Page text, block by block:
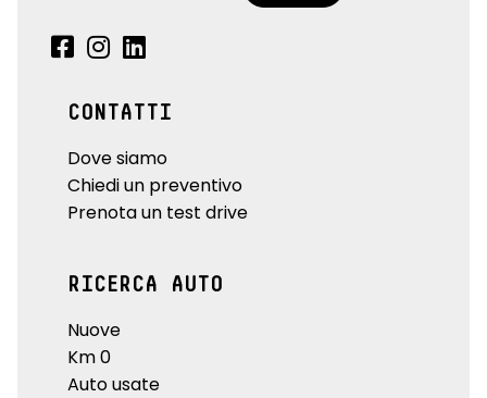
CONTATTI
Dove siamo
Chiedi un preventivo
Prenota un test drive
RICERCA AUTO
Nuove
Km 0
Auto usate